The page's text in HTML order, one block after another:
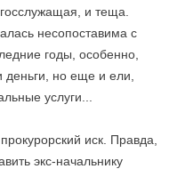
и теща.
несопоставима с
годы, особенно,
деньги, но еще и ели,
услуги...
иск. Правда,
экс-начальнику